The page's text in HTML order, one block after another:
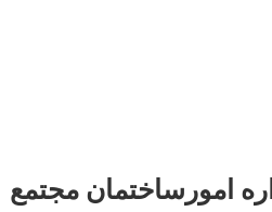
امورساختمان مجتمع